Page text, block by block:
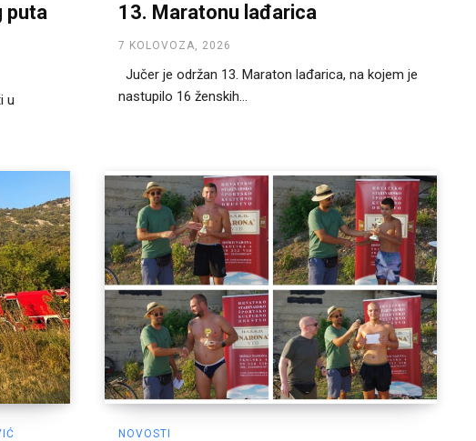
puta
u
13. Maratonu lađarica
7 KOLOVOZA, 2026
Jučer je održan 13. Maraton lađarica, na kojem je
nastupilo 16 ženskih...
NOVOSTI